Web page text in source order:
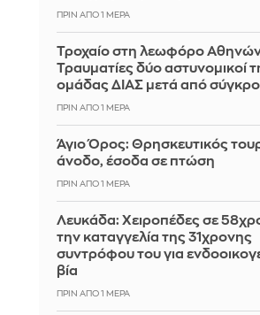
ΠΡΙΝ ΑΠΌ 1 ΜΈΡΑ
Τροχαίο στη λεωφόρο
Τραυματίες δύο αστυνομικοί
ομάδας ΔΙΑΣ μετά από
ΠΡΙΝ ΑΠΌ 1 ΜΈΡΑ
Άγιο Όρος: Θρησκευτικός
άνοδο, έσοδα σε πτώση
ΠΡΙΝ ΑΠΌ 1 ΜΈΡΑ
Λευκάδα: Χειροπέδες σε
την καταγγελία της 31χρονης
συντρόφου του για
βία
ΠΡΙΝ ΑΠΌ 1 ΜΈΡΑ